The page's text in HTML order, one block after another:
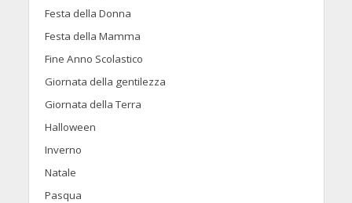
Festa della Donna
Festa della Mamma
Fine Anno Scolastico
Giornata della gentilezza
Giornata della Terra
Halloween
Inverno
Natale
Pasqua